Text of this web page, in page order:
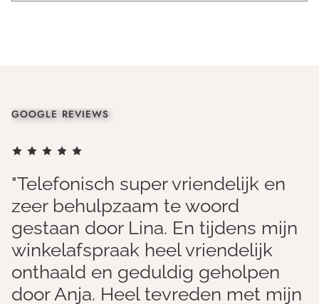
GOOGLE REVIEWS
"Telefonisch super vriendelijk en
zeer behulpzaam te woord
gestaan door Lina. En tijdens mijn
winkelafspraak heel vriendelijk
onthaald en geduldig geholpen
door Anja. Heel tevreden met mijn